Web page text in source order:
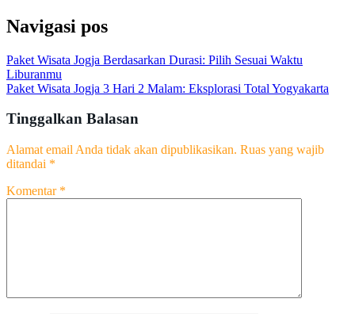
Navigasi pos
Paket Wisata Jogja Berdasarkan Durasi: Pilih Sesuai Waktu
Liburanmu
Paket Wisata Jogja 3 Hari 2 Malam: Eksplorasi Total Yogyakarta
Tinggalkan Balasan
Alamat email Anda tidak akan dipublikasikan. Ruas yang wajib
ditandai *
Komentar *